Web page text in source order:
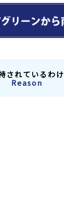
されているわけ
Reason